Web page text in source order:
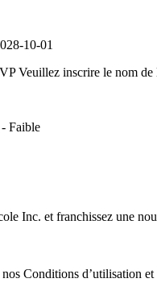
10-01
Veuillez inscrire le nom
Faible
Inc. et franchissez une
Conditions d’utilisation